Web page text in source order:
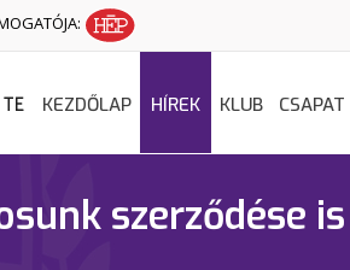
KEZDŐLAP HÍREK KLUB CSAPAT
szerződése